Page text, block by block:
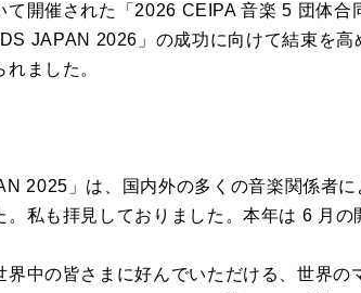
開催された「2026 CEIPA 音楽 5 団体合
JAPAN 2026」の成功に向けて結束を
ました。
2025」は、国内外の多くの音楽関係者
私も拝見しておりました。本年は 6 月
中の皆さまに好んでいただける、世界の